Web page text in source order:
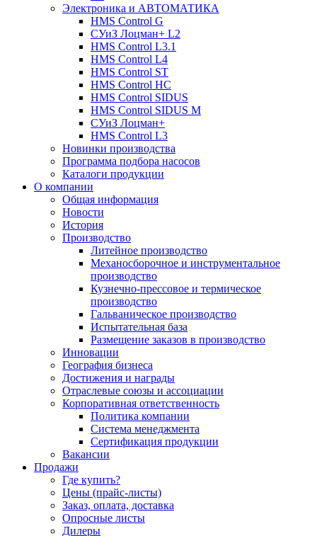
Электроника и АВТОМАТИКА
HMS Control G
СУиЗ Лоцман+ L2
HMS Control L3.1
HMS Control L4
HMS Control ST
HMS Control HC
HMS Control SIDUS
HMS Control SIDUS M
СУиЗ Лоцман+
HMS Control L3
Новинки производства
Программа подбора насосов
Каталоги продукции
О компании
Общая информация
Новости
История
Производство
Литейное производство
Механосборочное и инструментальное
производство
Кузнечно-прессовое и термическое
производство
Гальваническое производство
Испытательная база
Размещение заказов в производство
Инновации
География бизнеса
Достижения и награды
Отраслевые союзы и ассоциации
Корпоративная ответственность
Политика компании
Система менеджмента
Сертификация продукции
Вакансии
Продажи
Где купить?
Цены (прайс-листы)
Заказ, оплата, доставка
Опросные листы
Дилеры